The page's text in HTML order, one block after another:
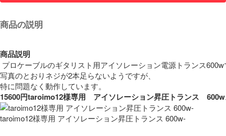
商品の説明
商品説明
プロケーブルのギタリスト用アイソレーション電源トランス
写真のとおりネジが2本足らないようですが、
15600円taroimo12様専用　アイソレーション昇圧トランス　
taroimo12様専用 アイソレーション昇圧トランス 600w-